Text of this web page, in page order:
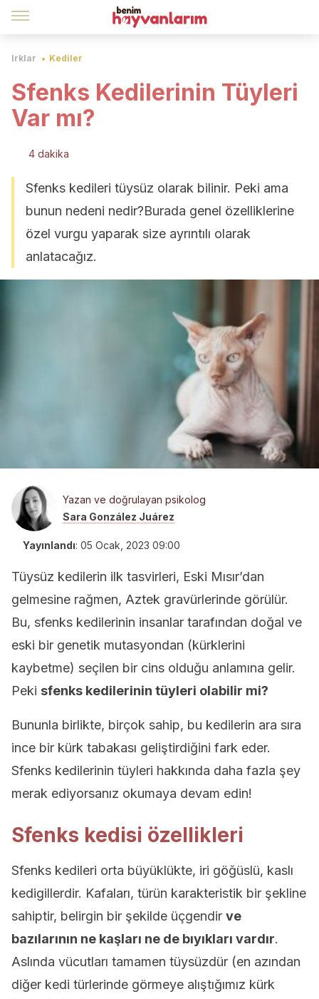
Irklar Kediler
Sfenks Kedilerinin Tüyleri
Var mı?
4 dakika
Sfenks kedileri tüysüz olarak bilinir. Peki ama
bunun nedeni nedir?Burada genel özelliklerine
özel vurgu yaparak size ayrıntılı olarak
anlatacağız.
Yazan ve doğrulayan psikolog
Sara González Juárez
Yayınlandı: 05 Ocak, 2023 09:00
Tüysüz kedilerin ilk tasvirleri, Eski Mısır’dan
gelmesine rağmen, Aztek gravürlerinde görülür.
Bu, sfenks kedilerinin insanlar tarafından doğal ve
eski bir genetik mutasyondan (kürklerini
kaybetme) seçilen bir cins olduğu anlamına gelir.
Peki sfenks kedilerinin tüyleri olabilir mi?
Bununla birlikte, birçok sahip, bu kedilerin ara sıra
ince bir kürk tabakası geliştirdiğini fark eder.
Sfenks kedilerinin tüyleri hakkında daha fazla şey
merak ediyorsanız okumaya devam edin!
Sfenks kedisi özellikleri
Sfenks kedileri orta büyüklükte, iri göğüslü, kaslı
kedigillerdir. Kafaları, türün karakteristik bir şekline
sahiptir, belirgin bir şekilde üçgendir ve
bazılarının ne kaşları ne de bıyıkları vardır.
Aslında vücutları tamamen tüysüzdür (en azından
diğer kedi türlerinde görmeye alıştığımız kürk